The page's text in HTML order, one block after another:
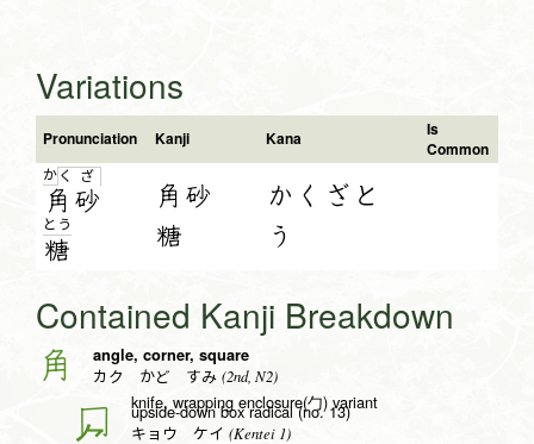
Variations
Pronunciation Kanji Kana
Is
Common
か く
角
ざ
砂
と う
糖
角砂
糖
かくざと
う
Contained Kanji Breakdown
角 angle, corner, square
カク かど すみ (2nd, N2)
knife, wrapping enclosure(勹) variant
冂 upside-down box radical (no. 13)
キョウ ケイ (Kentei 1)